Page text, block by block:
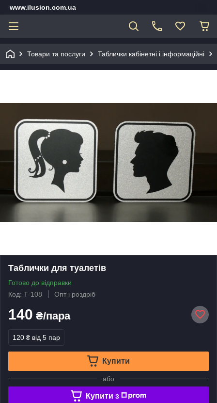
www.ilusion.com.ua
Товари та послуги Таблички кабінетні і інформаційні
Таблички для туалетів
Готово до відправки
Код: Т-108
Опт і роздріб
140 ₴/пара
120 ₴ від 5 пар
Купити
або
Купити з